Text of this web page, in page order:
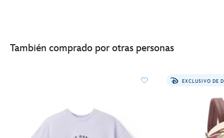
También comprado por otras personas
EXCLUSIVO DE